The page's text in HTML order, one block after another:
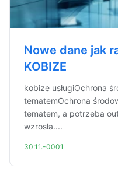
Nowe dane jak
KOBIZE
kobize usługiOchrona
tematemOchrona
tematem, a potrzeba
wzrosła....
30.11.-0001